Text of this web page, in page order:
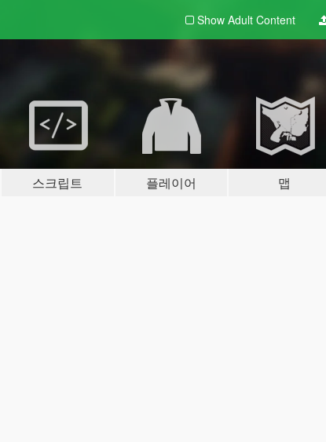
Show Adult Content
스크립트 플레이어 맵